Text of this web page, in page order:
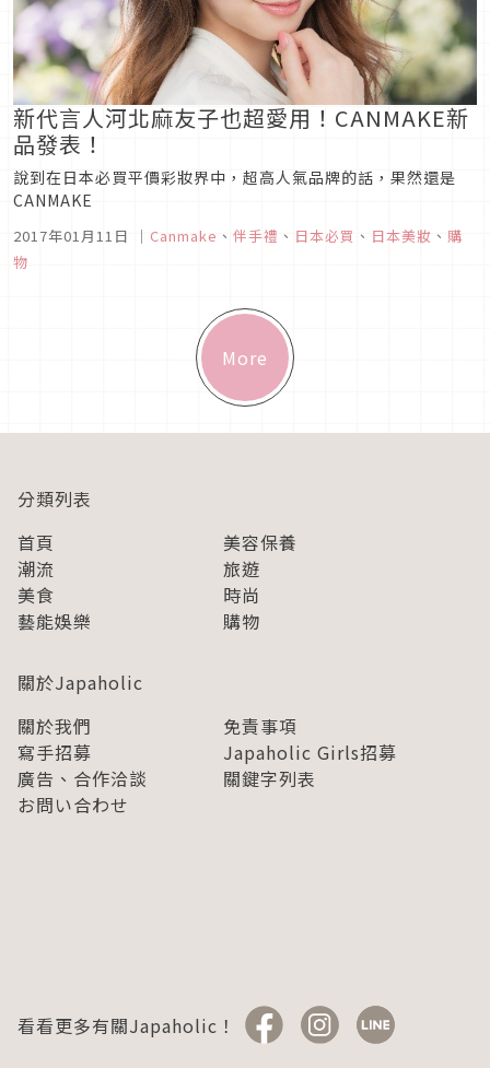
新代言人河北麻友子也超愛用！CANMAKE新
品發表！
說到在日本必買平價彩妝界中，超高人氣品牌的話，果然還是
CANMAKE
2017年01月11日 ｜ Canmake 、 伴手禮 、 日本必買 、 日本美妝 、 購
物
More
分類列表
首頁
美容保養
潮流
旅遊
美食
時尚
藝能娛樂
購物
關於Japaholic
關於我們
免責事項
寫手招募
Japaholic Girls招募
廣告、合作洽談
關鍵字列表
お問い合わせ
看看更多有關Japaholic！